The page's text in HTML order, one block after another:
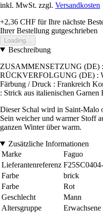
inkl. MwSt. zzgl. Versandkosten
+2,36 CHF für Ihre nächste
Ihrer Bestellung gutgeschrieben
Loading...
Beschreibung
ZUSAMMENSETZUNG (DE) :
RÜCKVERFOLGUNG (DE) :
Färbung / Druck : Frankreich
: Strick aus italienischen
Dieser Schal wird in Saint-Malo
Sein weicher und warmer Stoff
ganzen Winter über warm.
Zusätzliche Informationen
Marke
Faguo
Lieferantenreferenz
Farbe
brick
Farbe
Rot
Geschlecht
Mann
Altersgruppe
Erwachsene